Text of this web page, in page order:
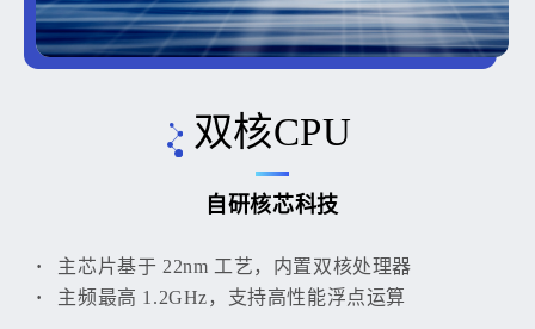
双核CPU
自研核芯科技
主芯片基于 22nm 工艺，内置双核处理器
主频最高 1.2GHz，支持高性能浮点运算